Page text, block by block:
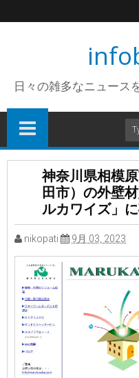
日々の雑多なニュース
神奈川県相模
田市）の外壁
ルカワイズ」
nikopati 9月 03, 2023